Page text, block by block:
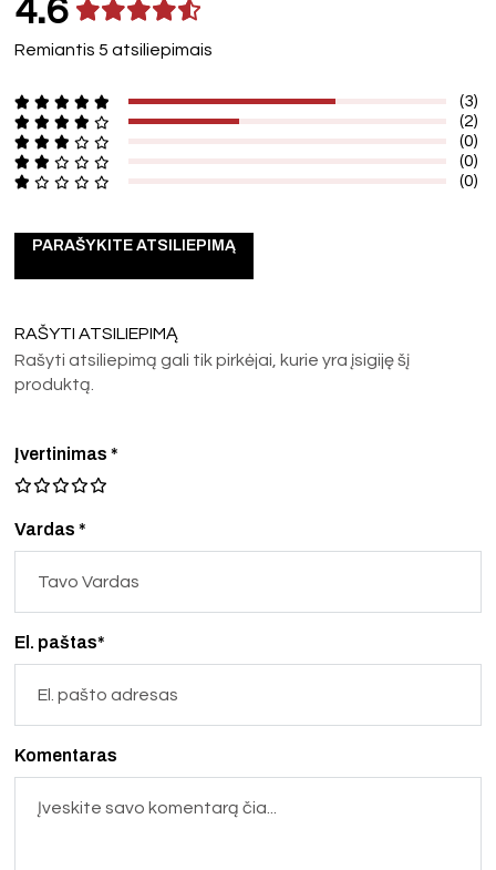
4.6
Remiantis 5 atsiliepimais
(3)
(2)
(0)
(0)
(0)
PARAŠYKITE ATSILIEPIMĄ
RAŠYTI ATSILIEPIMĄ
Rašyti atsiliepimą gali tik pirkėjai, kurie yra įsigiję šį
produktą.
Vardas *
El. paštas*
Įvertinimas*
Komentaras